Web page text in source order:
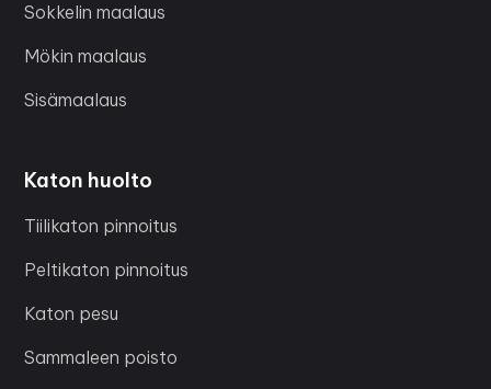
Sokkelin maalaus
Mökin maalaus
Sisämaalaus
Katon huolto
Tiilikaton pinnoitus
Peltikaton pinnoitus
Katon pesu
Sammaleen poisto